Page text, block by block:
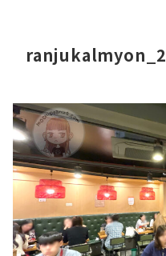
ranjukalmyon_2